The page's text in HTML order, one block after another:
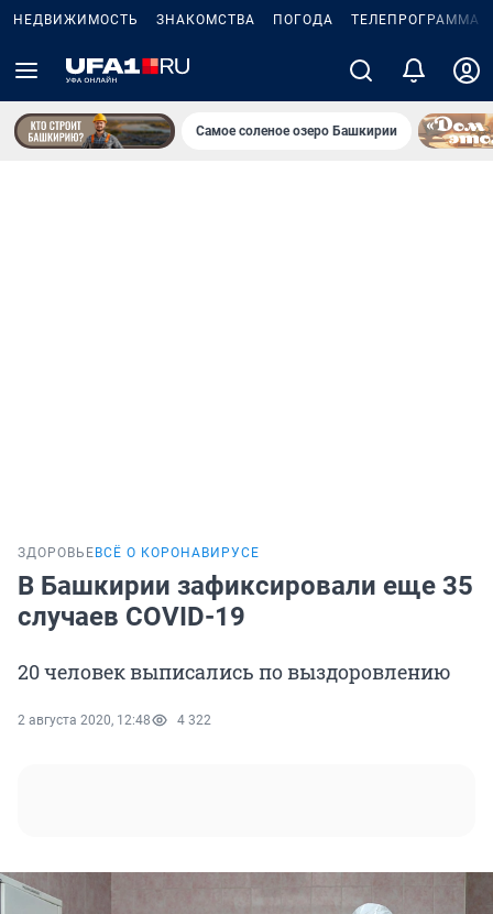
НЕДВИЖИМОСТЬ ЗНАКОМСТВА ПОГОДА ТЕЛЕПРОГРАММА
Самое соленое озеро Башкирии
ЗДОРОВЬЕ ВСЁ О КОРОНАВИРУСЕ
В Башкирии зафиксировали еще 35
случаев COVID-19
20 человек выписались по выздоровлению
2 августа 2020, 12:48 4 322